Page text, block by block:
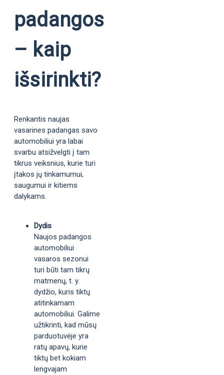
padangos
– kaip
išsirinkti?
Renkantis naujas
vasarines padangas savo
automobiliui yra labai
svarbu atsižvelgti į tam
tikrus veiksnius, kurie turi
įtakos jų tinkamumui,
saugumui ir kitiems
dalykams.
Dydis
Naujos padangos
automobiliui
vasaros sezonui
turi būti tam tikrų
matmenų, t. y.
dydžio, kuris tiktų
atitinkamam
automobiliui. Galime
užtikrinti, kad mūsų
parduotuvėje yra
ratų apavų, kurie
tiktų bet kokiam
lengvajam